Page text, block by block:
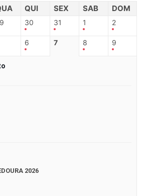
QUI SEX SAB DOM
30 31 1 2
6 7 8 9
2026